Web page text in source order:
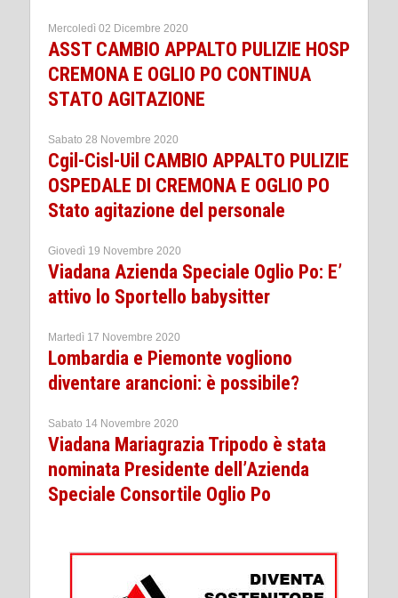
Mercoledì 02 Dicembre 2020
ASST CAMBIO APPALTO PULIZIE HOSP
CREMONA E OGLIO PO CONTINUA
STATO AGITAZIONE
Sabato 28 Novembre 2020
Cgil-Cisl-Uil CAMBIO APPALTO PULIZIE
OSPEDALE DI CREMONA E OGLIO PO
Stato agitazione del personale
Giovedì 19 Novembre 2020
Viadana Azienda Speciale Oglio Po: E’
attivo lo Sportello babysitter
Martedì 17 Novembre 2020
Lombardia e Piemonte vogliono
diventare arancioni: è possibile?
Sabato 14 Novembre 2020
Viadana Mariagrazia Tripodo è stata
nominata Presidente dell’Azienda
Speciale Consortile Oglio Po